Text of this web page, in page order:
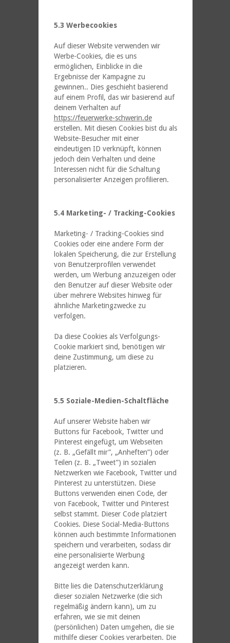
5.3 Werbecookies
Auf dieser Website verwenden wir
Werbe-Cookies, die es uns
ermöglichen, Einblicke in die
Ergebnisse der Kampagne zu
gewinnen.. Dies geschieht basierend
auf einem Profil, das wir basierend auf
deinem Verhalten auf
https://feuerwerke-schwerin.de
erstellen. Mit diesen Cookies bist du als
Website-Besucher mit einer
eindeutigen ID verknüpft, können
jedoch dein Verhalten und deine
Interessen nicht für die Schaltung
personalisierter Anzeigen profilieren.
5.4 Marketing- / Tracking-Cookies
Marketing- / Tracking-Cookies sind
Cookies oder eine andere Form der
lokalen Speicherung, die zur Erstellung
von Benutzerprofilen verwendet
werden, um Werbung anzuzeigen oder
den Benutzer auf dieser Website oder
über mehrere Websites hinweg für
ähnliche Marketingzwecke zu
verfolgen.
Da diese Cookies als Verfolgungs-
Cookie markiert sind, benötigen wir
deine Zustimmung, um diese zu
platzieren.
5.5 Soziale-Medien-Schaltfläche
Auf unserer Website haben wir
Buttons für Facebook, Twitter und
Pinterest eingefügt, um Webseiten
(z. B. „Gefällt mir”, „Anheften”) oder
Teilen (z. B. „Tweet”) in sozialen
Netzwerken wie Facebook, Twitter und
Pinterest zu unterstützen. Diese
Buttons verwenden einen Code, der
von Facebook, Twitter und Pinterest
selbst stammt. Dieser Code platziert
Cookies. Diese Social-Media-Buttons
können auch bestimmte Informationen
speichern und verarbeiten, sodass dir
eine personalisierte Werbung
angezeigt werden kann.
Bitte lies die Datenschutzerklärung
dieser sozialen Netzwerke (die sich
regelmäßig ändern kann), um zu
erfahren, wie sie mit deinen
(persönlichen) Daten umgehen, die sie
mithilfe dieser Cookies verarbeiten. Die